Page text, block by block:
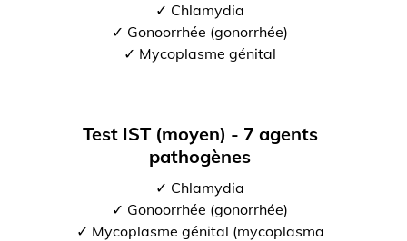
✓ Chlamydia
✓ Gonoorrhée (gonorrhée)
✓ Mycoplasme génital
Test IST (moyen) - 7 agents
pathogènes
✓ Chlamydia
✓ Gonoorrhée (gonorrhée)
✓ Mycoplasme génital (mycoplasma